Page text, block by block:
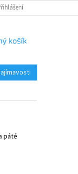
SLOVNÍK POJMŮ
košík
páté